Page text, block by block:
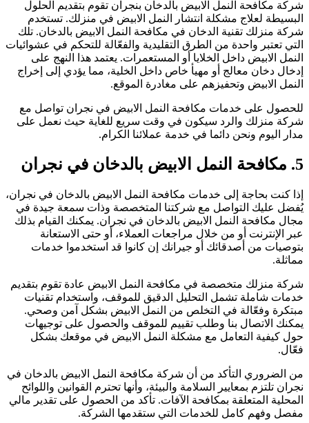
مكافحة النمل الابيض بالدخان بنجران تقوم بتقديم الحلول
لعلاج مشكلة انتشار النمل الابيض في منزلك. تستخدم
منزلك تقنية الدخان في مكافحة النمل الابيض بالدخان. تلك
تعتبر واحدة من الطرق التقليدية والفعّالة للتحكم في عشوائيات
الابيض داخل الخلايا أو المستعمرات. يعتمد هذا النهج على
دخان معالج أو مهيأ خاص داخل الخلية، مما يؤدي إلى إخراج
الابيض وتحفيزهم على مغادرة الموقع.
على خدمات مكافحة النمل الابيض في نجران تواصل مع
منزلك والرد سيكون في وقت سريع للغاية حيث نعمل على
اليوم ونحن دائما في خدمة عملائنا الكرام.
بالدخان في نجران
كنت بحاجة إلى خدمات مكافحة النمل الابيض بالدخان في نجران،
عليك التواصل مع شركتنا المتخصصة وذات سمعة جيدة في
مكافحة النمل الابيض بالدخان في نجران. يمكنك القيام بذلك
الإنترنت أو من خلال مراجعات العملاء، أو حتى الاستعانة
من أصدقائك أو جيرانك إن كانوا قد استخدموا خدمات
منزلك متخصصة في مكافحة النمل الابيض عادة تقوم بتقديم
شاملة تشمل التحليل الدقيق للموقف، واستخدام تقنيات
وفعّالة في التخلص من النمل الابيض بشكل آمن وصحي.
الاتصال بنا وطلب تقييم للموقف والحصول على توجيهات
كيفية التعامل مع مشكلة النمل الابيض في موقعك بشكل
الضروري التأكد من أن شركة مكافحة النمل الابيض بالدخان في
تلتزم بمعايير السلامة والبيئة، وأنها تحترم القوانين واللوائح
المتعلقة بمكافحة الآفات. تأكد من الحصول على تقدير مالي
وفهم كامل للخدمات التي ستقدمها الشركة.